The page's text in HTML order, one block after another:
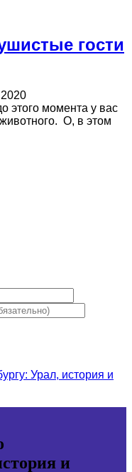
гости
этого момента у вас
О, в этом
Урал, история и
и